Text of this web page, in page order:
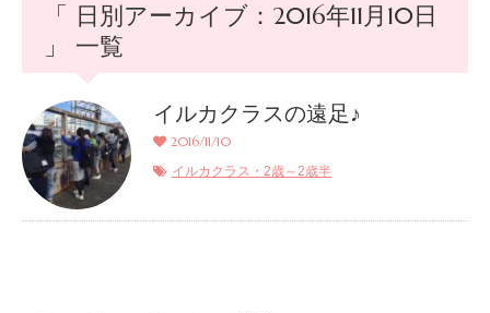
「 日別アーカイブ：2016年11月10日
」 一覧
イルカクラスの遠足♪
2016/11/10
イルカクラス・2歳～2歳半